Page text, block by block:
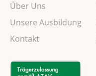
Über Uns
Unsere Ausbildung
Kontakt